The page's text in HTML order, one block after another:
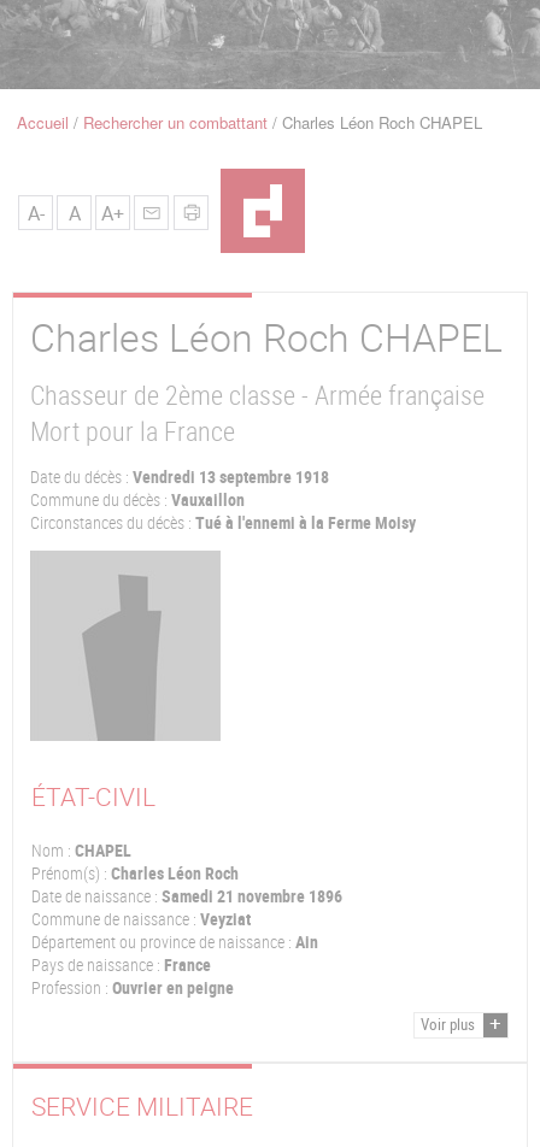
Navigation
FilAccueil Rechercher un combattant Charles Léon Roch CHAPEL
A- A A+
Charles Léon Roch CHAPEL
Chasseur de 2ème classe - Armée française
Mort pour la France
Date du décès : Vendredi 13 septembre 1918
Commune du décès : Vauxaillon
Circonstances du décès : Tué à l'ennemi à la Ferme Moisy
ÉTAT-CIVIL
Nom : CHAPEL
Prénom(s) : Charles Léon Roch
Date de naissance : Samedi 21 novembre 1896
Commune de naissance : Veyziat
Département ou province de naissance : Ain
Pays de naissance : France
Profession : Ouvrier en peigne
Voir plus
SERVICE MILITAIRE